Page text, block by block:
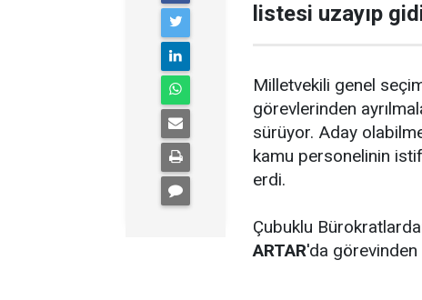
listesi uzayıp
Milletvekili genel
görevlerinden
sürüyor. Aday
kamu personelinin
erdi.
Çubuklu
ARTAR'da görevinden